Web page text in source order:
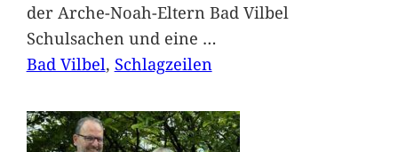
der Arche-Noah-Eltern Bad Vilbel
Schulsachen und eine …
Bad Vilbel, Schlagzeilen